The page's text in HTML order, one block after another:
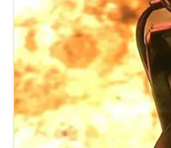
Medan
tersebut
hingga selesai,
beberapa
Warga‎Dalam
Suraukur
rumah ke